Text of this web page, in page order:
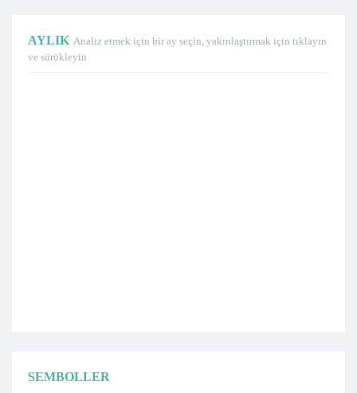
AYLIK Analiz etmek için bir ay seçin, yakınlaştırmak için tıklayın
ve sürükleyin
SEMBOLLER